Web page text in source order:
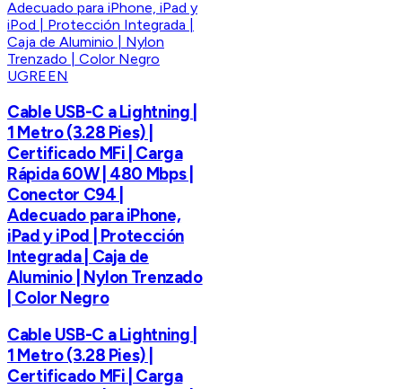
UGREEN
Cable USB-C a Lightning |
1 Metro (3.28 Pies) |
Certificado MFi | Carga
Rápida 60W | 480 Mbps |
Conector C94 |
Adecuado para iPhone,
iPad y iPod | Protección
Integrada | Caja de
Aluminio | Nylon Trenzado
| Color Negro
Cable USB-C a Lightning |
1 Metro (3.28 Pies) |
Certificado MFi | Carga